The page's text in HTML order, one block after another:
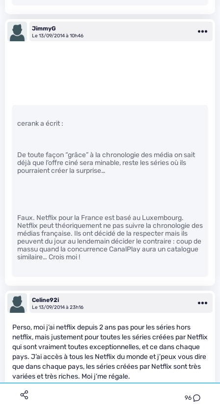
96
JimmyG
Le 13/09/2014 à 10h46
cerank a écrit :
De toute façon “grâce” à la chronologie des média on sait
déjà que l’offre ciné sera minable, reste les séries où ils
pourraient créer la surprise…
Faux. Netflix pour la France est basé au Luxembourg.
Netflix peut théoriquement ne pas suivre la chronologie des
médias française. Ils ont décidé de la respecter mais ils
peuvent du jour au lendemain décider le contraire : coup de
massu quand la concurrence CanalPlay aura un catalogue
similaire… Crois moi !
Celine92i
Le 13/09/2014 à 23h16
Perso, moi j’ai netflix depuis 2 ans pas pour les séries hors
netflix, mais justement pour toutes les séries créées par Netflix
qui sont vraiment toutes exceptionnelles, et ce dans chaque
pays. J’ai accès à tous les Netflix du monde et j’peux vous dire
que dans chaque pays, les séries créées par Netflix sont très
variées et très riches. Moi j’me régale.